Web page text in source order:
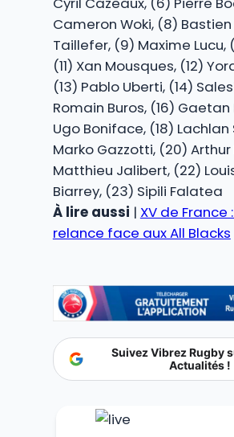
Cameron Woki, (8)
Taillefer, (9) Maxime Lucu,
(11) Xan Mousques, (12)
(13) Pablo Uberti, (14)
Romain Buros, (16) Gaetan
Ugo Boniface, (18) Lachlan
Marko Gazzotti, (20) Arthur
Matthieu Jalibert, (22)
Biarrey, (23) Sipili Falatea
À lire aussi | XV de France
relance face aux All Blacks
Suivez Vibrez Rugby
Actualités !